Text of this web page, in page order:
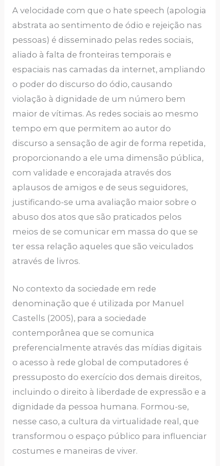
A velocidade com que o hate speech (apologia
abstrata ao sentimento de ódio e rejeição nas
pessoas) é disseminado pelas redes sociais,
aliado à falta de fronteiras temporais e
espaciais nas camadas da internet, ampliando
o poder do discurso do ódio, causando
violação à dignidade de um número bem
maior de vítimas. As redes sociais ao mesmo
tempo em que permitem ao autor do
discurso a sensação de agir de forma repetida,
proporcionando a ele uma dimensão pública,
com validade e encorajada através dos
aplausos de amigos e de seus seguidores,
justificando-se uma avaliação maior sobre o
abuso dos atos que são praticados pelos
meios de se comunicar em massa do que se
ter essa relação aqueles que são veiculados
através de livros.
No contexto da sociedade em rede
denominação que é utilizada por Manuel
Castells (2005), para a sociedade
contemporânea que se comunica
preferencialmente através das mídias digitais
o acesso à rede global de computadores é
pressuposto do exercício dos demais direitos,
incluindo o direito à liberdade de expressão e a
dignidade da pessoa humana. Formou-se,
nesse caso, a cultura da virtualidade real, que
transformou o espaço público para influenciar
costumes e maneiras de viver.